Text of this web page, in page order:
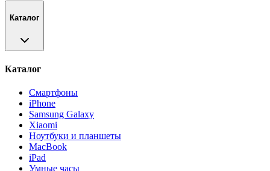
Каталог
Каталог
Смартфоны
iPhone
Samsung Galaxy
Xiaomi
Ноутбуки и планшеты
MacBook
iPad
Умные часы